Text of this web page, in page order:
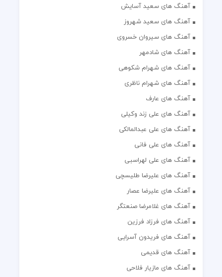
آهنگ های سعید آسایش
آهنگ های سعید شهروز
آهنگ های سیروان خسروی
آهنگ های شادمهر
آهنگ های شهرام شکوهی
آهنگ های شهرام ناظری
آهنگ های عارف
آهنگ های علی زند وکیلی
آهنگ های علی عبدالمالکی
آهنگ های علی فانی
آهنگ های علی لهراسبی
آهنگ های علیرضا طلیسچی
آهنگ های علیرضا عصار
آهنگ های غلامرضا صنعتگر
آهنگ های فرزاد فرزین
آهنگ های فریدون آسرایی
آهنگ های قدیمی
آهنگ های مازیار فلاحی